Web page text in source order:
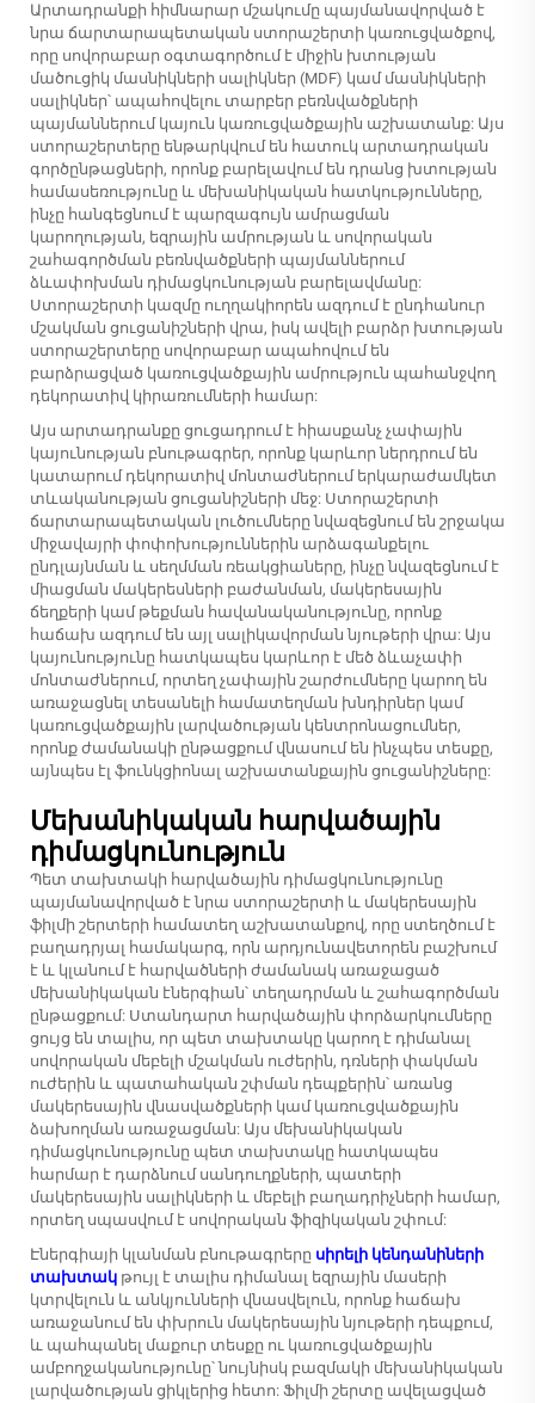
Արտադրանքի հիմնարար մշակումը պայմանավորված է
նրա ճարտարապետական ստորաշերտի կառուցվածքով,
որը սովորաբար օգտագործում է միջին խտության
մածուցիկ մասնիկների սալիկներ (MDF) կամ մասնիկների
սալիկներ՝ ապահովելու տարբեր բեռնվածքների
պայմաններում կայուն կառուցվածքային աշխատանք: Այս
ստորաշերտերը ենթարկվում են հատուկ արտադրական
գործընթացների, որոնք բարելավում են դրանց խտության
համասեռությունը և մեխանիկական հատկությունները,
ինչը հանգեցնում է պարզագույն ամրացման
կարողության, եզրային ամրության և սովորական
շահագործման բեռնվածքների պայմաններում
ձևափոխման դիմացկունության բարելավմանը:
Ստորաշերտի կազմը ուղղակիորեն ազդում է ընդհանուր
մշակման ցուցանիշների վրա, իսկ ավելի բարձր խտության
ստորաշերտերը սովորաբար ապահովում են
բարձրացված կառուցվածքային ամրություն պահանջվող
դեկորատիվ կիրառումների համար:
Այս արտադրանքը ցուցադրում է հիասքանչ չափային
կայունության բնութագրեր, որոնք կարևոր ներդրում են
կատարում դեկորատիվ մոնտաժներում երկարաժամկետ
տևականության ցուցանիշների մեջ: Ստորաշերտի
ճարտարապետական լուծումները նվազեցնում են շրջակա
միջավայրի փոփոխություններին արձագանքելու
ընդլայնման և սեղմման ռեակցիաները, ինչը նվազեցնում է
միացման մակերեսների բաժանման, մակերեսային
ճեղքերի կամ թեքման հավանականությունը, որոնք
հաճախ ազդում են այլ սալիկավորման նյութերի վրա: Այս
կայունությունը հատկապես կարևոր է մեծ ձևաչափի
մոնտաժներում, որտեղ չափային շարժումները կարող են
առաջացնել տեսանելի համատեղման խնդիրներ կամ
կառուցվածքային լարվածության կենտրոնացումներ,
որոնք ժամանակի ընթացքում վնասում են ինչպես տեսքը,
այնպես էլ ֆունկցիոնալ աշխատանքային ցուցանիշները:
Մեխանիկական հարվածային
դիմացկունություն
Պետ տախտակի հարվածային դիմացկունությունը
պայմանավորված է նրա ստորաշերտի և մակերեսային
ֆիլմի շերտերի համատեղ աշխատանքով, որը ստեղծում է
բաղադրյալ համակարգ, որն արդյունավետորեն բաշխում
է և կլանում է հարվածների ժամանակ առաջացած
մեխանիկական էներգիան՝ տեղադրման և շահագործման
ընթացքում: Ստանդարտ հարվածային փորձարկումները
ցույց են տալիս, որ պետ տախտակը կարող է դիմանալ
սովորական մեբելի մշակման ուժերին, դռների փակման
ուժերին և պատահական շփման դեպքերին՝ առանց
մակերեսային վնասվածքների կամ կառուցվածքային
ձախողման առաջացման: Այս մեխանիկական
դիմացկունությունը պետ տախտակը հատկապես
հարմար է դարձնում սանդուղքների, պատերի
մակերեսային սալիկների և մեբելի բաղադրիչների համար,
որտեղ սպասվում է սովորական ֆիզիկական շփում:
Էներգիայի կլանման բնութագրերը սիրելի կենդանիների
տախտակ թույլ է տալիս դիմանալ եզրային մասերի
կտրվելուն և անկյունների վնասվելուն, որոնք հաճախ
առաջանում են փխրուն մակերեսային նյութերի դեպքում,
և պահպանել մաքուր տեսքը ու կառուցվածքային
ամբողջականությունը՝ նույնիսկ բազմակի մեխանիկական
լարվածության ցիկլերից հետո: Ֆիլմի շերտը ավելացված